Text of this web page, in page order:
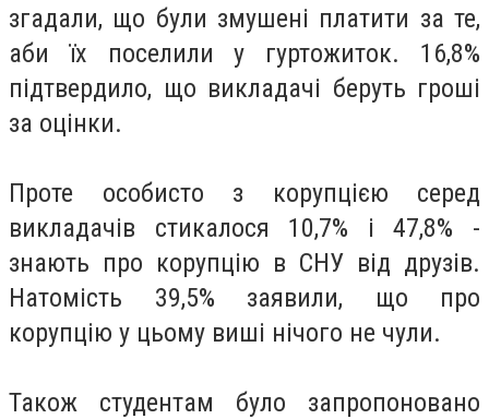
згадали, що були змушені платити за те,
аби їх поселили у гуртожиток. 16,8%
підтвердило, що викладачі беруть гроші
за оцінки.
Проте особисто з корупцією серед
викладачів стикалося 10,7% і 47,8% -
знають про корупцію в СНУ від друзів.
Натомість 39,5% заявили, що про
корупцію у цьому виші нічого не чули.
Також студентам було запропоновано